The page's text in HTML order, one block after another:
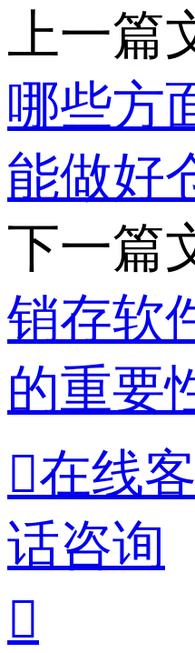
上一篇
哪些方
能做好
下一篇
销存软
的重要
在线
话咨询
